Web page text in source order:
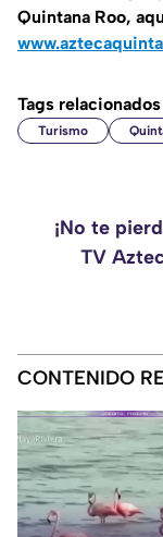
Quintana Roo,
Tags relacionados
Turismo
¡No te
TV
CONTENIDO